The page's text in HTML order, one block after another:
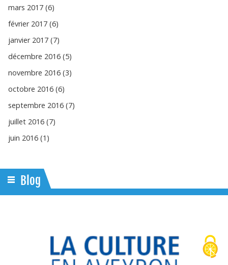
mars 2017 (6)
février 2017 (6)
janvier 2017 (7)
décembre 2016 (5)
novembre 2016 (3)
octobre 2016 (6)
septembre 2016 (7)
juillet 2016 (7)
juin 2016 (1)
Blog